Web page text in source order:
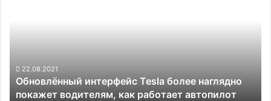
как
работает
автопилот
22.08.2021
Обновлённый интерфейс Tesla более наглядно
покажет водителям, как работает автопилот